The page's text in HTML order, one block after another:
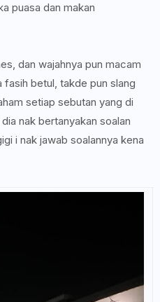
puasa dan makan
dan wajahnya pun macam
fasih betul, takde pun slang
setiap sebutan yang di
nak bertanyakan soalan
i nak jawab soalannya kena